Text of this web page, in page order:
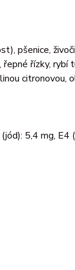
pšenice,
řízky, rybí
citronovou,
5,4 mg, E4